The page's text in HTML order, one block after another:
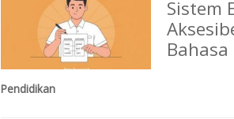
Sistem
Pendidikan